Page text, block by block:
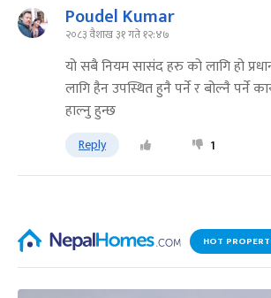
Poudel Kumar
२०८३ वैशाख ३१ गते १२:४७
यो सबै नियम सासंद हरु को लागि हो
लागि हैन उपस्थित हुनै पर्ने र बोल्नै पर्ने
हाल्नु हुन्छ
Reply 1
HOT